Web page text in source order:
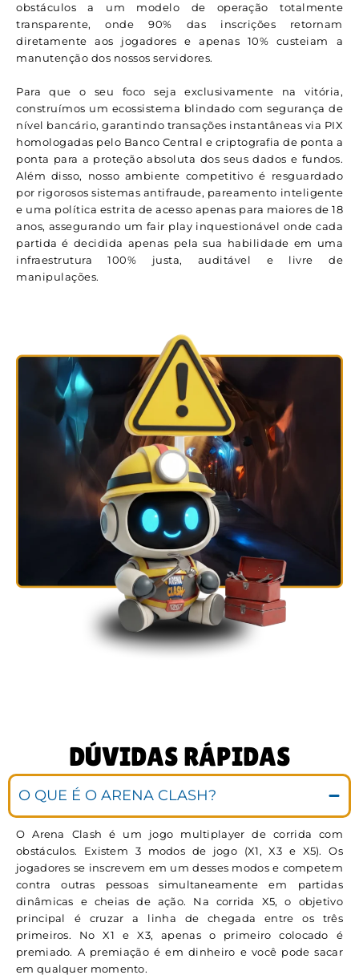
obstáculos a um modelo de operação totalmente
transparente, onde 90% das inscrições retornam
diretamente aos jogadores e apenas 10% custeiam a
manutenção dos nossos servidores.
Para que o seu foco seja exclusivamente na vitória,
construímos um ecossistema blindado com segurança de
nível bancário, garantindo transações instantâneas via PIX
homologadas pelo Banco Central e criptografia de ponta a
ponta para a proteção absoluta dos seus dados e fundos.
Além disso, nosso ambiente competitivo é resguardado
por rigorosos sistemas antifraude, pareamento inteligente
e uma política estrita de acesso apenas para maiores de 18
anos, assegurando um fair play inquestionável onde cada
partida é decidida apenas pela sua habilidade em uma
infraestrutura 100% justa, auditável e livre de
manipulações.
DÚVIDAS RÁPIDAS
O QUE É O ARENA CLASH?
O Arena Clash é um jogo multiplayer de corrida com
obstáculos. Existem 3 modos de jogo (X1, X3 e X5). Os
jogadores se inscrevem em um desses modos e competem
contra outras pessoas simultaneamente em partidas
dinâmicas e cheias de ação. Na corrida X5, o objetivo
principal é cruzar a linha de chegada entre os três
primeiros. No X1 e X3, apenas o primeiro colocado é
premiado. A premiação é em dinheiro e você pode sacar
em qualquer momento.